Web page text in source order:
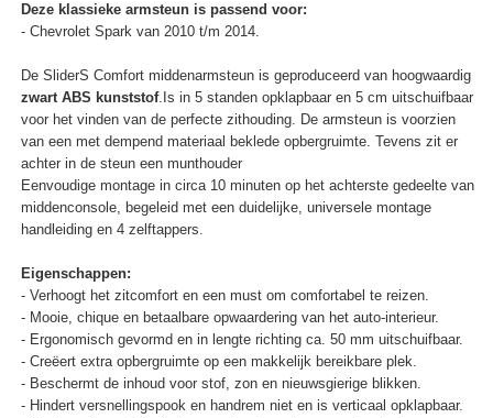
Deze klassieke armsteun is passend voor:
- Chevrolet Spark van 2010 t/m 2014.
De SliderS Comfort middenarmsteun is geproduceerd van hoogwaardig
zwart ABS kunststof.Is in 5 standen opklapbaar en 5 cm uitschuifbaar
voor het vinden van de perfecte zithouding. De armsteun is voorzien
van een met dempend materiaal beklede opbergruimte. Tevens zit er
achter in de steun een munthouder
Eenvoudige montage in circa 10 minuten op het achterste gedeelte van
middenconsole, begeleid met een duidelijke, universele montage
handleiding en 4 zelftappers.
Eigenschappen:
- Verhoogt het zitcomfort en een must om comfortabel te reizen.
- Mooie, chique en betaalbare opwaardering van het auto-interieur.
- Ergonomisch gevormd en in lengte richting ca. 50 mm uitschuifbaar.
- Creëert extra opbergruimte op een makkelijk bereikbare plek.
- Beschermt de inhoud voor stof, zon en nieuwsgierige blikken.
- Hindert versnellingspook en handrem niet en is verticaal opklapbaar.